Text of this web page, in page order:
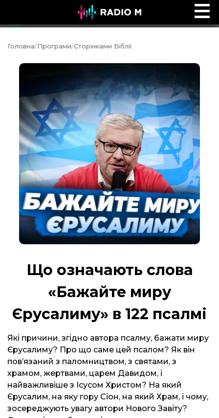
Music Ocean
Головна/Програми/Сторінками Біблії
Що означають слова
«Бажайте миру
Єрусалиму» в 122 псалмі
Які причини, згідно автора псалму, бажати миру
Єрусалиму? Про що саме цей псалом? Як він
повʼязаний з паломництвом, з святами, з
храмом, жертвами, царем Давидом, і
найважливіше з Ісусом Христом? На який
Єрусалим, на яку гору Сіон, на який Храм, і чому,
зосереджують увагу автори Нового Завіту?